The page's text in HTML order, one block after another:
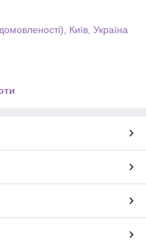
Київ, Україна